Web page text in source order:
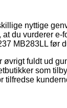
nyttige
du vurderer
MB283LL før
øvrigt fuldt ud
som
tilfredse